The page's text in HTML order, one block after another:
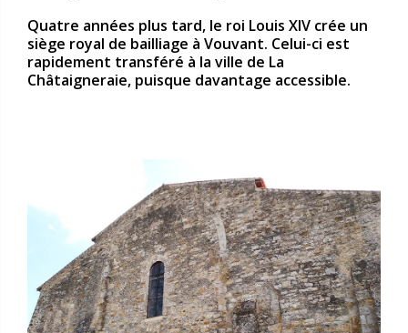
Quatre années plus tard, le roi Louis XIV crée un
siège royal de bailliage à Vouvant. Celui-ci est
rapidement transféré à la ville de La
Châtaigneraie, puisque davantage accessible.